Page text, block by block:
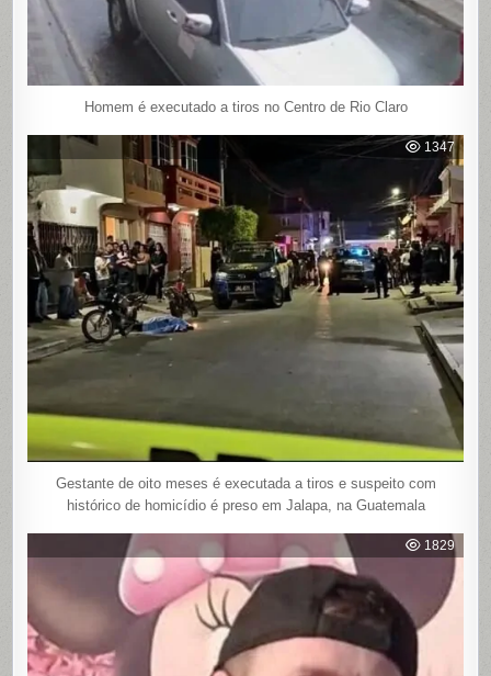
Homem é executado a tiros no Centro de Rio Claro
1347
Gestante de oito meses é executada a tiros e suspeito com
histórico de homicídio é preso em Jalapa, na Guatemala
1829